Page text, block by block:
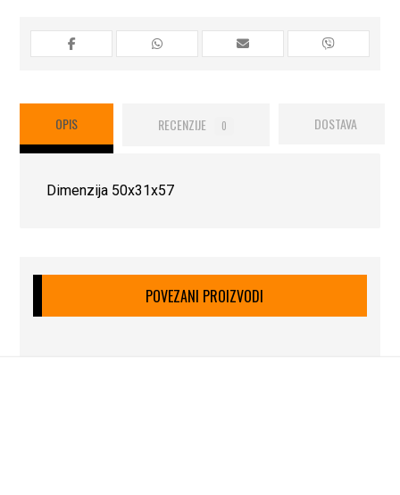
OPIS RECENZIJE 0 DOSTAVA
Dimenzija 50x31x57
POVEZANI PROIZVODI